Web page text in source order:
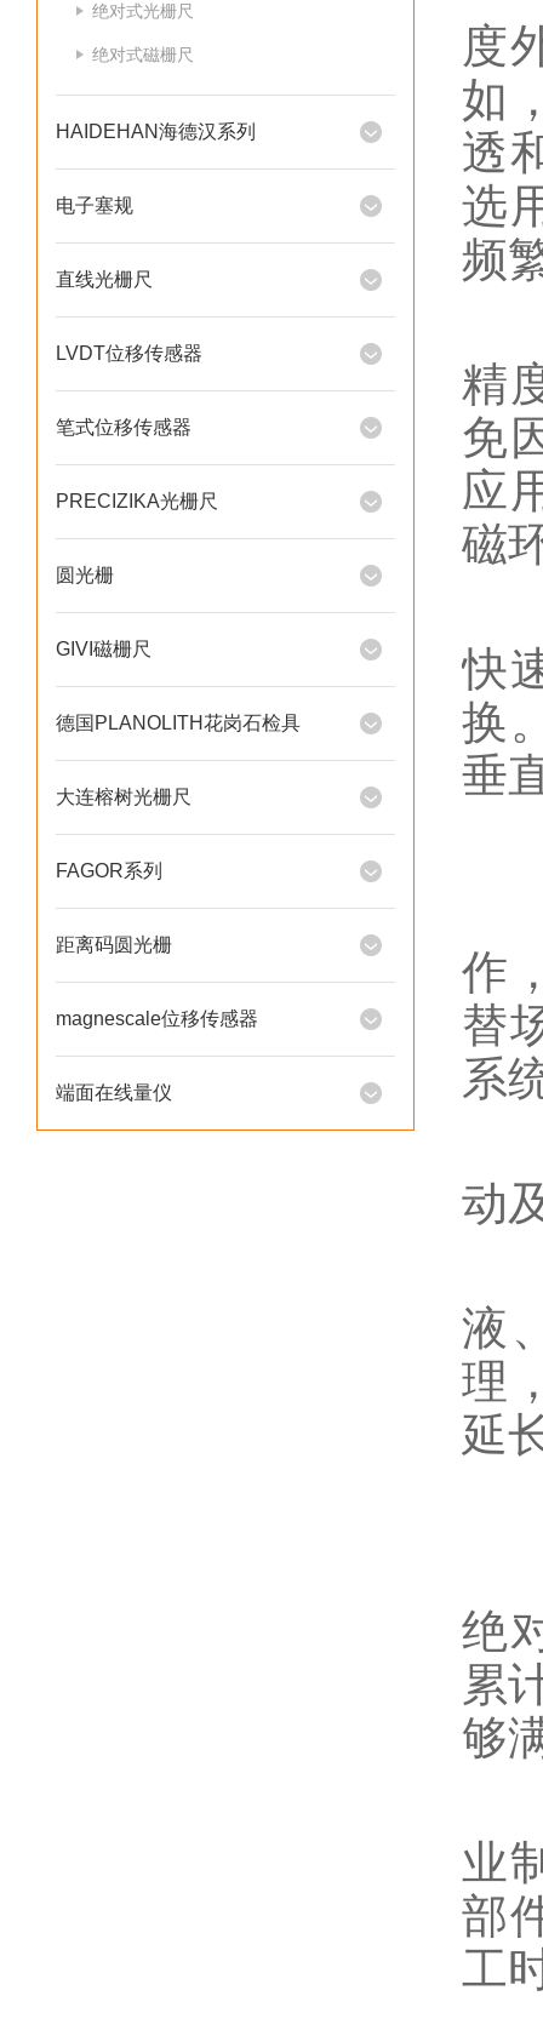
绝对式光栅尺
绝对式磁栅尺
HAIDEHAN海德汉系列
电子塞规
直线光栅尺
LVDT位移传感器
笔式位移传感器
PRECIZIKA光栅尺
圆光栅
GIVI磁栅尺
德国PLANOLITH花岗石检具
大连榕树光栅尺
FAGOR系列
距离码圆光栅
magnescale位移传感器
端面在线量仪
度
如
透
选
频
精
免
应
磁
快
换
垂
作
替
系
动
液
理
延
绝
累
够
业
部
工